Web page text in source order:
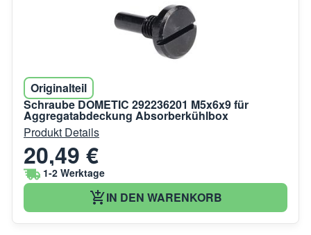
Originalteil
Schraube DOMETIC 292236201 M5x6x9 für
Aggregatabdeckung Absorberkühlbox
Produkt Details
20,49 €
1-2 Werktage
IN DEN WARENKORB